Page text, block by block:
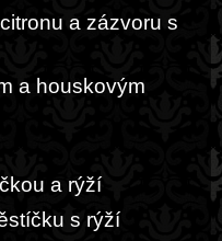
a zázvoru s
a houskovým
a rýží
s rýží